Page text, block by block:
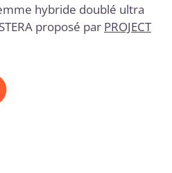
hybride doublé ultra
proposé par PROJECT